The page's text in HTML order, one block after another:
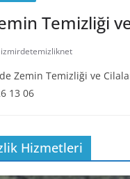
Temizliği
izmirdetemizliknet
Zemin Temizliği ve
13 06
Hizmetleri